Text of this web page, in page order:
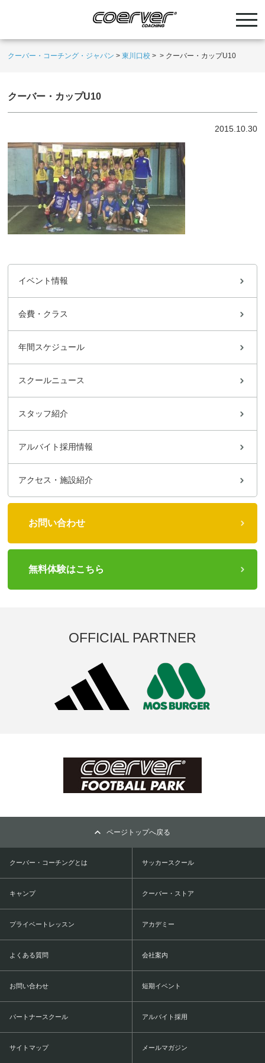
クーバー・コーチング・ジャパン >東川口校 > > クーバー・カップU10
クーバー・カップU10
2015.10.30
イベント情報
会費・クラス
年間スケジュール
スクールニュース
スタッフ紹介
アルバイト採用情報
アクセス・施設紹介
お問い合わせ
無料体験はこちら
OFFICIAL PARTNER
ページトップへ戻る
クーバー・コーチングとは サッカースクール
キャンプ クーバー・ストア
プライベートレッスン アカデミー
よくある質問 会社案内
お問い合わせ 短期イベント
パートナースクール アルバイト採用
サイトマップ メールマガジン